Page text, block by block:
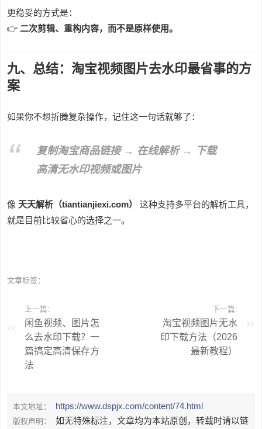
更稳妥的方式是：
👉 二次剪辑、重构内容，而不是原样使用。
九、总结：淘宝视频图片去水印最省事的方
案
如果你不想折腾复杂操作，记住这一句话就够了：
复制淘宝商品链接 → 在线解析 → 下载
高清无水印视频或图片
像 天天解析（tiantianjiexi.com）
这种支持多平台的解析工具，
就是目前比较省心的选择之一。
文章标签：
上一篇:
闲鱼视频、图片怎
么去水印下载？一
篇搞定高清保存方
法
下一篇:
淘宝视频图片无水
印下载方法（2026
最新教程）
本文地址： https://www.dspjx.com/content/74.html
版权声明：
如无特殊标注，文章均为本站原创，转载时请以链